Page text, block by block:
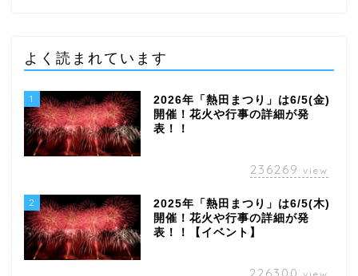
よく読まれています
1
2026年「熱田まつり」は6/5(金)
開催！花火や行事の詳細が発
表！！
236269 view
2
2025年「熱田まつり」は6/5(木)
開催！花火や行事の詳細が発
表！！【イベント】
226300